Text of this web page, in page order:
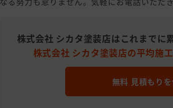
株式会社 シカタ塗装店はこれまでに
株式会社 シカタ塗装店の平均施
無料 見積もり